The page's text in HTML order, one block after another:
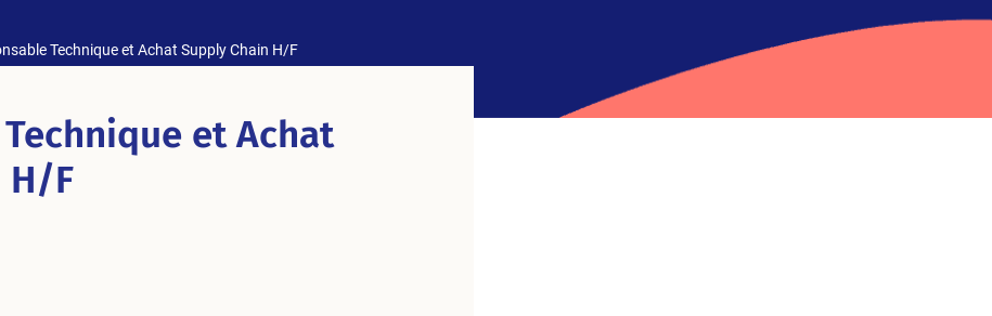
Technique et Achat Supply Chain H/F
et Achat
H/F